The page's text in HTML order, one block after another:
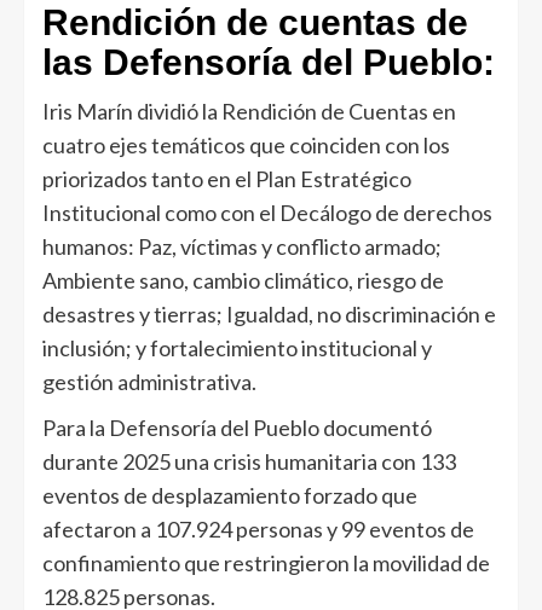
Rendición de cuentas de
las Defensoría del Pueblo:
Iris Marín dividió la Rendición de Cuentas en
cuatro ejes temáticos que coinciden con los
priorizados tanto en el Plan Estratégico
Institucional como con el Decálogo de derechos
humanos: Paz, víctimas y conflicto armado;
Ambiente sano, cambio climático, riesgo de
desastres y tierras; Igualdad, no discriminación e
inclusión; y fortalecimiento institucional y
gestión administrativa.
Para la Defensoría del Pueblo documentó
durante 2025 una crisis humanitaria con 133
eventos de desplazamiento forzado que
afectaron a 107.924 personas y 99 eventos de
confinamiento que restringieron la movilidad de
128.825 personas.